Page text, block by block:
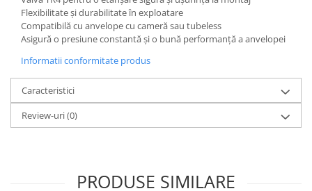
Flexibilitate și durabilitate în exploatare
Compatibilă cu anvelope cu cameră sau tubeless
Asigură o presiune constantă și o bună performanță a anvelopei
Informatii conformitate produs
Caracteristici
Review-uri(0)
PRODUSE SIMILARE